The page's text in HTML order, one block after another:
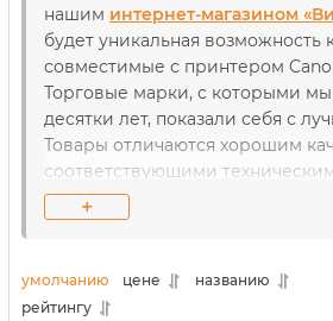
нашим интернет-магазином
будет уникальная возможность
совместимые с принтером
Торговые марки, с которыми
десятки лет, показали себя с
Товары отличаются хорошим
соответствующими
характеристиками. В течение
использования рабочие детали
состоянии. Поэтому, чтобы
профессиональном уровне, не
+
умолчанию цене
названию
рейтингу